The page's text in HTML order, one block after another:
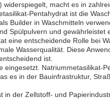
macht es in
Pentahydrat ist die
Builder in Waschmitteln
Spülpulvern und gewährleistet
eine entscheidende Rolle bei
Wasserqualität. Diese
ist.
eingesetzt.
es in der Bauinfrastruktur,
der Zellstoff- und